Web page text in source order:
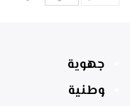
جهوية
وطنية